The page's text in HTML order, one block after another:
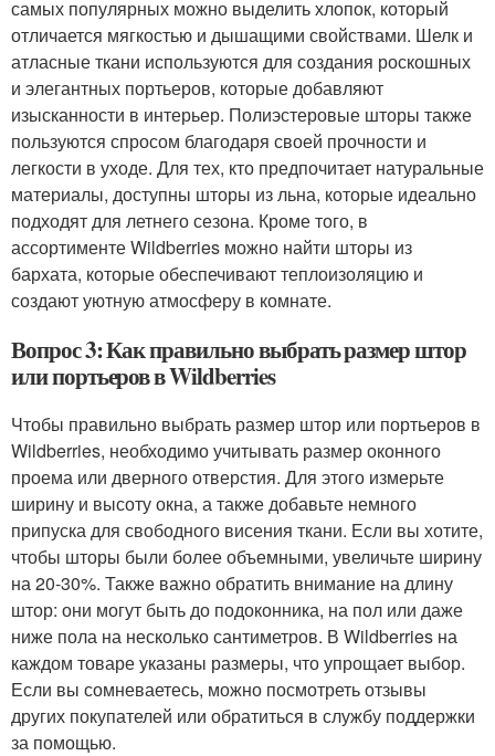
самых популярных можно выделить хлопок, который
отличается мягкостью и дышащими свойствами. Шелк и
атласные ткани используются для создания роскошных
и элегантных портьеров, которые добавляют
изысканности в интерьер. Полиэстеровые шторы также
пользуются спросом благодаря своей прочности и
легкости в уходе. Для тех, кто предпочитает натуральные
материалы, доступны шторы из льна, которые идеально
подходят для летнего сезона. Кроме того, в
ассортименте Wildberries можно найти шторы из
бархата, которые обеспечивают теплоизоляцию и
создают уютную атмосферу в комнате.
Вопрос 3: Как правильно выбрать размер штор
или портьеров в Wildberries
Чтобы правильно выбрать размер штор или портьеров в
Wildberries, необходимо учитывать размер оконного
проема или дверного отверстия. Для этого измерьте
ширину и высоту окна, а также добавьте немного
припуска для свободного висения ткани. Если вы хотите,
чтобы шторы были более объемными, увеличьте ширину
на 20-30%. Также важно обратить внимание на длину
штор: они могут быть до подоконника, на пол или даже
ниже пола на несколько сантиметров. В Wildberries на
каждом товаре указаны размеры, что упрощает выбор.
Если вы сомневаетесь, можно посмотреть отзывы
других покупателей или обратиться в службу поддержки
за помощью.